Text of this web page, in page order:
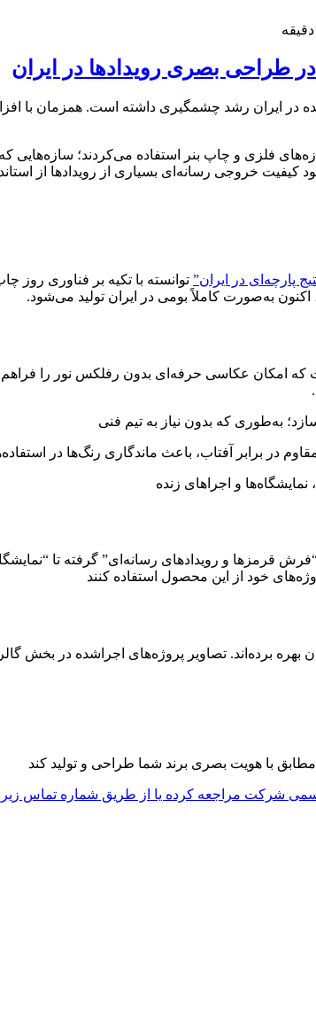
طراحی بصری رویدادها در ایران
در ایران رشد چشمگیری داشته است. همزمان با
فلزی و چاپ بنر استفاده می‌کردند؛ سازه‌هایی
خروجی رسانه‌ای بسیاری از رویدادها از
پارچه‌ای در ایران” توانسته با تکیه بر فناوری روز
اکنون به‌صورت کاملاً بومی در ایران تولید می‌شود.
امکان عکاسی حرفه‌ای بدون رفلکس نور را
به‌طوری که بدون نیاز به تیم فنی
قرمزها و رویدادهای رسانه‌ای” گرفته تا
خود از این محصول استفاده کنند
بهره برده‌اند. تصاویر پروژه‌های اجراشده در
با هویت بصری برند شما طراحی و تولید کند
شرکت مراجعه کرده یا از طریق شماره تماس زیر